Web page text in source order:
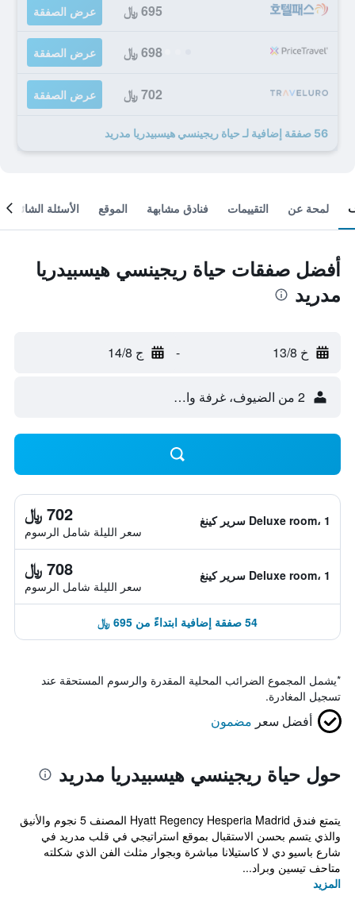
695 ﷼ عرض الصفقة
698 ﷼ عرض الصفقة
702 ﷼ عرض الصفقة
56 صفقة إضافية لـ حياة ريجينسي هيسبيدريا مدريد
لمحة عن التقييمات فنادق مشابهة الموقع الأسئلة الشائعة
أفضل صفقات حياة ريجينسي هيسبيدريا
مدريد
خ 13/8 - ج 14/8
2 من الضيوف، غرفة واحدة
Deluxe room، 1 سرير كينغ 702 ﷼
سعر الليلة شامل الرسوم
Deluxe room، 1 سرير كينغ 708 ﷼
سعر الليلة شامل الرسوم
54 صفقة إضافية ابتداءً من 695 ﷼
*يشمل المجموع الضرائب المحلية المقدرة والرسوم المستحقة عند
تسجيل المغادرة.
أفضل سعر مضمون
حول حياة ريجينسي هيسبيدريا مدريد
يتمتع فندق Hyatt Regency Hesperia Madrid المصنف 5 نجوم والأنيق
والذي يتسم بحسن الاستقبال بموقع استراتيجي في قلب مدريد في
شارع باسيو دي لا كاستيلانا مباشرة وبجوار مثلث الفن الذي شكلته
متاحف تيسين وبراد...
المزيد